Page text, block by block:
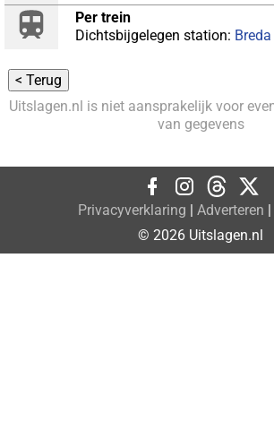
Per trein
Dichtsbijgelegen station: Breda
Uitslagen.nl is niet aansprakelijk voor
van gegevens
Privacyverklaring | Adverteren |
© 2026 Uitslagen.nl